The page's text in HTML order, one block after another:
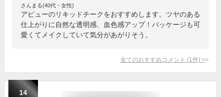
さんまる(40代・女性)
アピューのリキッドチークをおすすめします。ツヤのある
仕上がりに自然な透明感、血色感アップ！パッケージも可
愛くてメイクしていて気分があがりそう。
全てのおすすめコメント (1 件) >
14